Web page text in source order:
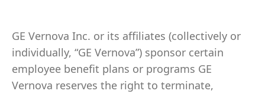
GE Vernova Inc. or its affiliates (collectively or
individually, “GE Vernova”) sponsor certain
employee benefit plans or programs GE
Vernova reserves the right to terminate,